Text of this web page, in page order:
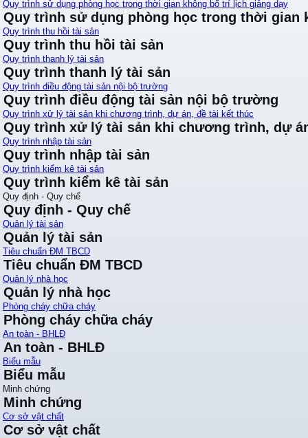
Quy trình sử dụng phòng học trong thời gian không bố trí lịch giảng dạy
Quy trình sử dụng phòng học trong thời gian
Quy trình thu hồi tài sản
Quy trình thu hồi tài sản
Quy trình thanh lý tài sản
Quy trình thanh lý tài sản
Quy trình điều động tài sản nội bộ trường
Quy trình điều động tài sản nội bộ trường
Quy trình xử lý tài sản khi chương trình, dự án, đề tài kết thúc
Quy trình xử lý tài sản khi chương trình, dự
Quy trình nhập tài sản
Quy trình nhập tài sản
Quy trình kiểm kê tài sản
Quy trình kiểm kê tài sản
Quy định - Quy chế
Quy định - Quy chế
Quản lý tài sản
Quản lý tài sản
Tiêu chuẩn ĐM TBCD
Tiêu chuẩn ĐM TBCD
Quản lý nhà học
Quản lý nhà học
Phòng cháy chữa cháy
Phòng cháy chữa cháy
An toàn - BHLĐ
An toàn - BHLĐ
Biểu mẫu
Biểu mẫu
Minh chứng
Minh chứng
Cơ sở vật chất
Cơ sở vật chất